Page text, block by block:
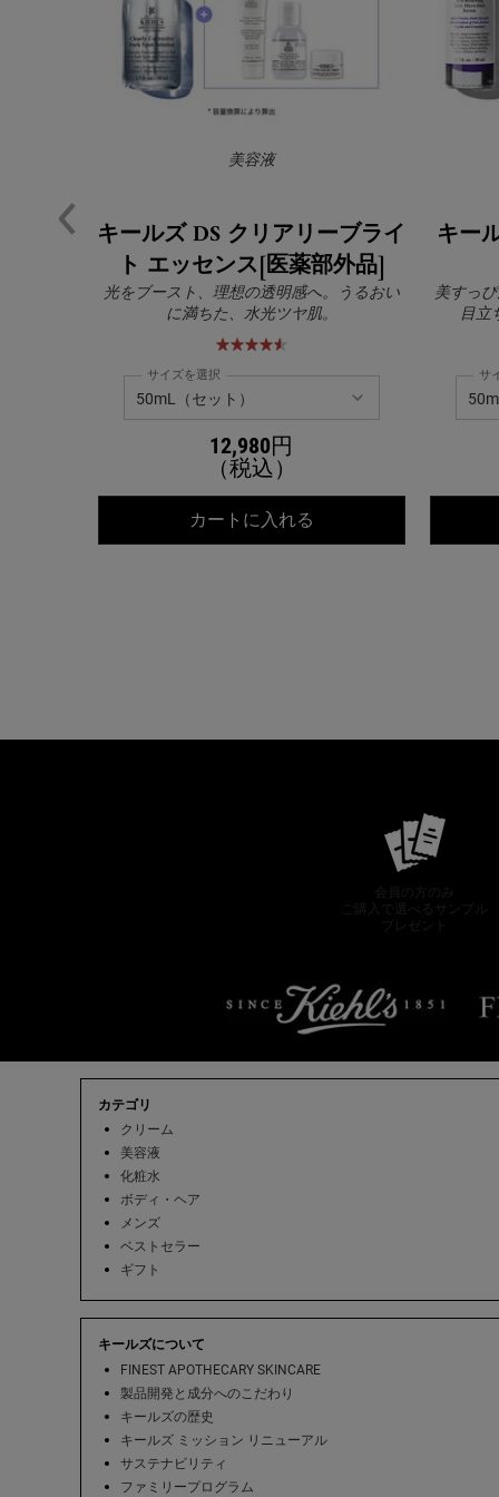
美容液
キールズ DS クリアリーブライ
ト エッセンス[医薬部外品]
光をブースト、理想の透明感へ。うるおい
に満ちた、水光ツヤ肌。
サイズを選択
12,980円
（税込）
カートに入れる
キー
美すっ
目立
サ
会員の方のみ
ご購入で選べるサンプル
カテゴリ
クリーム
美容液
化粧水
ボディ・ヘア
メンズ
ベストセラー
ギフト
キールズについて
FINEST APOTHECARY SKINCARE
製品開発と成分へのこだわり
キールズの歴史
キールズ ミッション リニューアル
サステナビリティ
ファミリープログラム